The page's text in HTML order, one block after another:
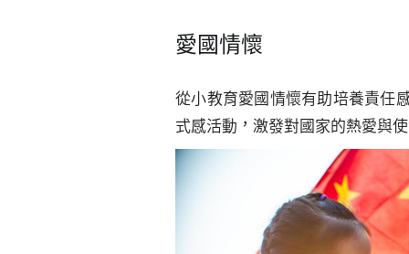
愛國情懷
從小教育愛國情懷有助培養責任
式感活動，激發對國家的熱愛與